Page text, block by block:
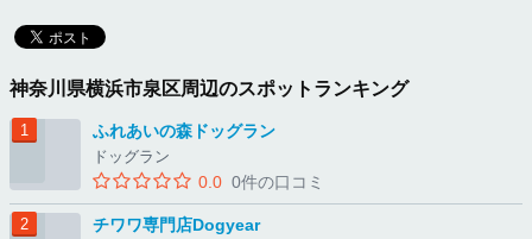
神奈川県横浜市泉区周辺のスポットランキング
ふれあいの森ドッグラン
ドッグラン
0.0 0件の口コミ
チワワ専門店Dogyear